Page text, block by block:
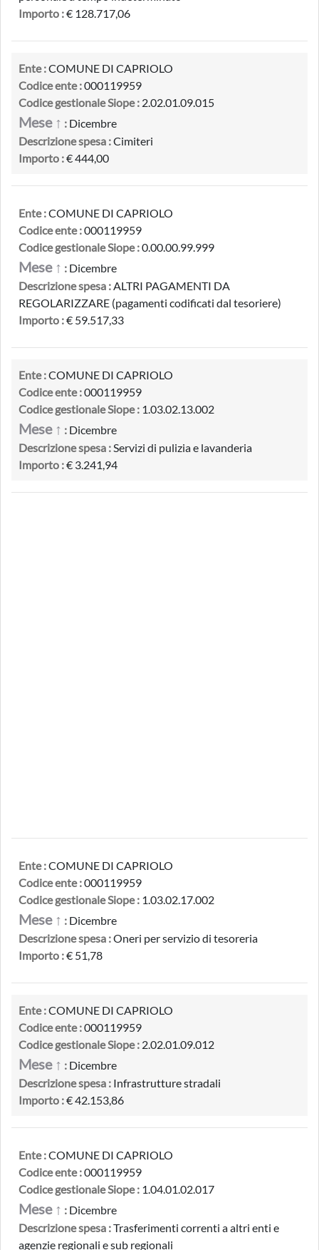
Importo :€ 128.717,06
Ente :COMUNE DI CAPRIOLO
Codice ente :000119959
Codice gestionale Siope : 2.02.01.09.015
Mese ↑ : Dicembre
Descrizione spesa :Cimiteri
Importo :€ 444,00
Ente :COMUNE DI CAPRIOLO
Codice ente :000119959
Codice gestionale Siope :0.00.00.99.999
Mese ↑ : Dicembre
Descrizione spesa :ALTRI PAGAMENTI DA
REGOLARIZZARE (pagamenti codificati dal tesoriere)
Importo :€ 59.517,33
Ente :COMUNE DI CAPRIOLO
Codice ente :000119959
Codice gestionale Siope : 1.03.02.13.002
Mese ↑ : Dicembre
Descrizione spesa :Servizi di pulizia e lavanderia
Importo :€ 3.241,94
Ente :COMUNE DI CAPRIOLO
Codice ente :000119959
Codice gestionale Siope : 1.03.02.17.002
Mese ↑ : Dicembre
Descrizione spesa :Oneri per servizio di tesoreria
Importo :€ 51,78
Ente :COMUNE DI CAPRIOLO
Codice ente :000119959
Codice gestionale Siope : 2.02.01.09.012
Mese ↑ : Dicembre
Descrizione spesa : Infrastrutture stradali
Importo :€ 42.153,86
Ente :COMUNE DI CAPRIOLO
Codice ente :000119959
Codice gestionale Siope : 1.04.01.02.017
Mese ↑ : Dicembre
Descrizione spesa :Trasferimenti correnti a altri enti e
agenzie regionali e sub regionali